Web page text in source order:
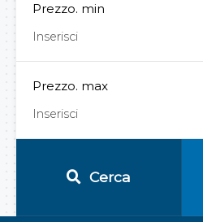
Prezzo. min
Prezzo. max
Cerca